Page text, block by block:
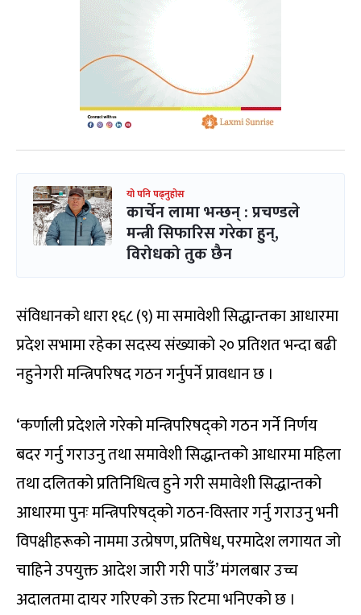
यो पनि पढ्नुहोस
कार्चेन लामा भन्छन् : प्रचण्डले
मन्त्री सिफारिस गरेका हुन्,
विरोधको तुक छैन
संविधानको धारा १६८ (९) मा समावेशी सिद्धान्तका आधारमा
प्रदेश सभामा रहेका सदस्य संख्याको २० प्रतिशत भन्दा बढी
नहुनेगरी मन्त्रिपरिषद गठन गर्नुपर्ने प्रावधान छ ।
‘कर्णाली प्रदेशले गरेको मन्त्रिपरिषद्को गठन गर्ने निर्णय
बदर गर्नु गराउनु तथा समावेशी सिद्धान्तको आधारमा महिला
तथा दलितको प्रतिनिधित्व हुने गरी समावेशी सिद्धान्तको
आधारमा पुनः मन्त्रिपरिषद्को गठन-विस्तार गर्नु गराउनु भनी
विपक्षीहरूको नाममा उत्प्रेषण, प्रतिषेध, परमादेश लगायत जो
चाहिने उपयुक्त आदेश जारी गरी पाउँ’ मंगलबार उच्च
अदालतमा दायर गरिएको उक्त रिटमा भनिएको छ ।